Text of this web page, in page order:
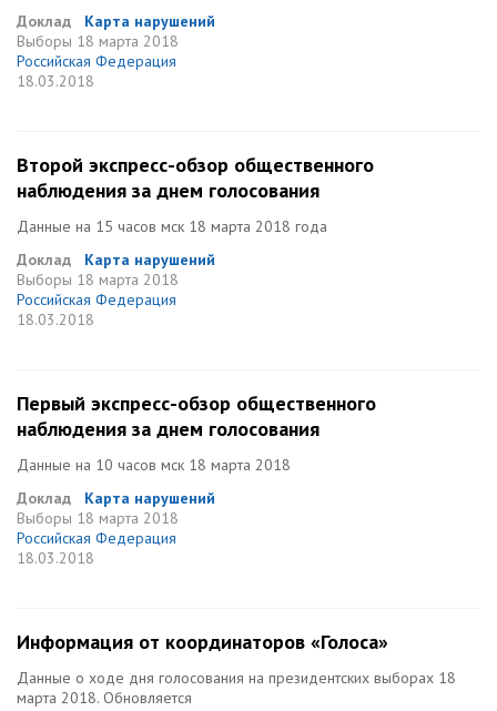
Доклад
Карта нарушений
Выборы 18 марта 2018
Российская Федерация
18.03.2018
Второй экспресс-обзор общественного
наблюдения за днем голосования
Данные на 15 часов мск 18 марта 2018 года
Доклад
Карта нарушений
Выборы 18 марта 2018
Российская Федерация
18.03.2018
Первый экспресс-обзор общественного
наблюдения за днем голосования
Данные на 10 часов мск 18 марта 2018
Доклад
Карта нарушений
Выборы 18 марта 2018
Российская Федерация
18.03.2018
Информация от координаторов «Голоса»
Данные о ходе дня голосования на президентских выборах 18
марта 2018. Обновляется